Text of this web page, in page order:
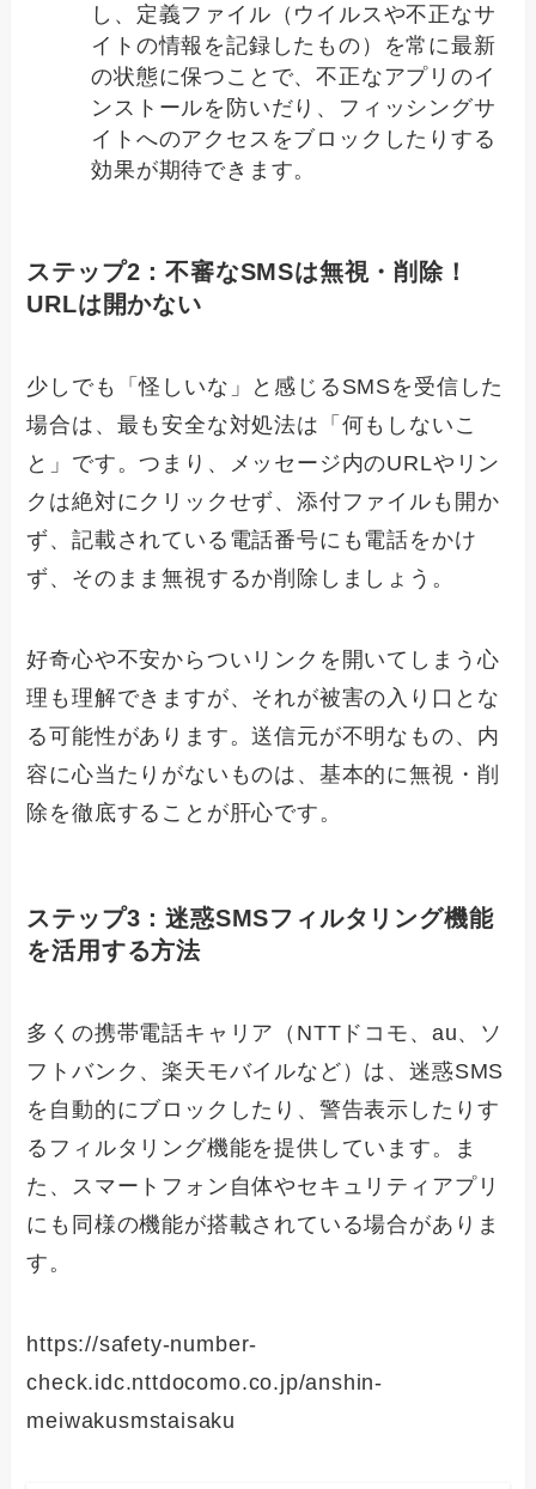
し、定義ファイル（ウイルスや不正なサ
イトの情報を記録したもの）を常に最新
の状態に保つことで、不正なアプリのイ
ンストールを防いだり、フィッシングサ
イトへのアクセスをブロックしたりする
効果が期待できます。
ステップ2：不審なSMSは無視・削除！
URLは開かない
少しでも「怪しいな」と感じるSMSを受信した
場合は、最も安全な対処法は「何もしないこ
と」です。つまり、メッセージ内のURLやリン
クは絶対にクリックせず、添付ファイルも開か
ず、記載されている電話番号にも電話をかけ
ず、そのまま無視するか削除しましょう。
好奇心や不安からついリンクを開いてしまう心
理も理解できますが、それが被害の入り口とな
る可能性があります。送信元が不明なもの、内
容に心当たりがないものは、基本的に無視・削
除を徹底することが肝心です。
ステップ3：迷惑SMSフィルタリング機能
を活用する方法
多くの携帯電話キャリア（NTTドコモ、au、ソ
フトバンク、楽天モバイルなど）は、迷惑SMS
を自動的にブロックしたり、警告表示したりす
るフィルタリング機能を提供しています。ま
た、スマートフォン自体やセキュリティアプリ
にも同様の機能が搭載されている場合がありま
す。
https://safety-number-
check.idc.nttdocomo.co.jp/anshin-
meiwakusmstaisaku